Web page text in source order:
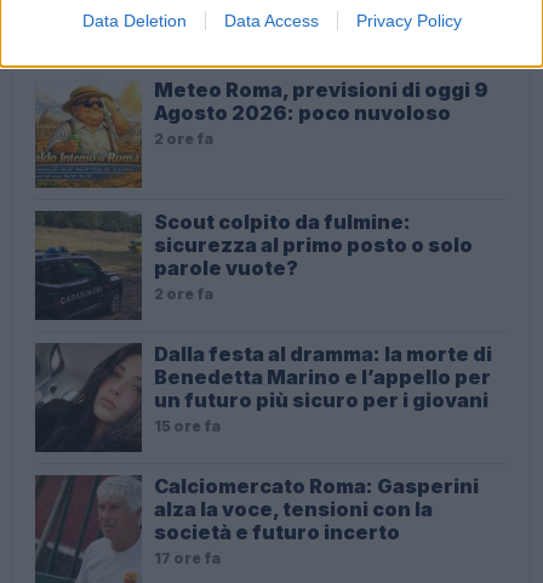
Data Deletion Data Access Privacy Policy
2 ore fa
Meteo Roma, previsioni di oggi 9
Agosto 2026: poco nuvoloso
2 ore fa
Scout colpito da fulmine:
sicurezza al primo posto o solo
parole vuote?
2 ore fa
Dalla festa al dramma: la morte di
Benedetta Marino e l’appello per
un futuro più sicuro per i giovani
15 ore fa
Calciomercato Roma: Gasperini
alza la voce, tensioni con la
società e futuro incerto
17 ore fa